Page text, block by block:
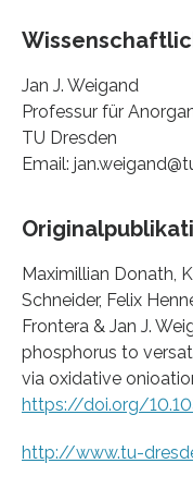
Jan J. Weigand
Professur für
TU Dresden
Email:
Maximillian Donath,
Schneider, Felix
Frontera & Jan J.
phosphorus to
via oxidative
https://doi.org/
http://www.tu-